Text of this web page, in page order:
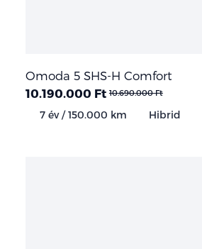
Omoda 5 SHS-H Comfort
10.190.000 Ft 10.690.000 Ft
7 év / 150.000 km Hibrid